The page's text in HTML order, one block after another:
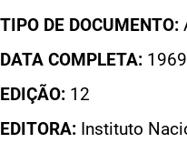
TIPO DE DOCUMENTO:
DATA COMPLETA:
EDIÇÃO: 12
EDITORA: Instituto